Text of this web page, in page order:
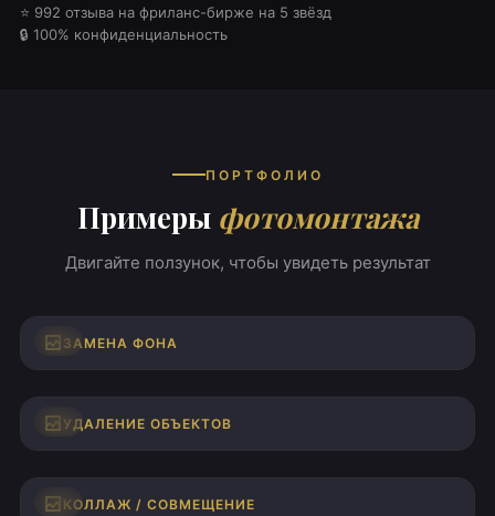
⭐ 992 отзыва на фриланс-бирже на 5 звёзд
🔒 100% конфиденциальность
ПОРТФОЛИО
Примеры фотомонтажа
Двигайте ползунок, чтобы увидеть результат
ЗАМЕНА ФОНА
ДО
УДАЛЕНИЕ ОБЪЕКТОВ
ДО
КОЛЛАЖ / СОВМЕЩЕНИЕ
ДО